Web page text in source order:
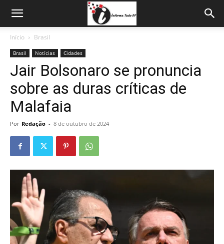
Início Brasil
Brasil Notícias Cidades
Jair Bolsonaro se pronuncia
sobre as duras críticas de
Malafaia
Por Redação - 8 de outubro de 2024